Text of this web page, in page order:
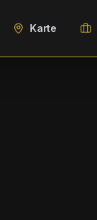
Karte